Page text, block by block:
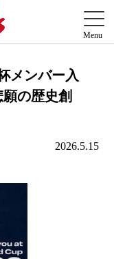
メンバー入
の歴史創
2026.5.15